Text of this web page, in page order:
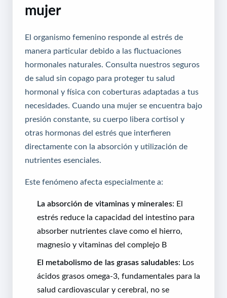
mujer
El organismo femenino responde al estrés de
manera particular debido a las fluctuaciones
hormonales naturales. Consulta nuestros seguros
de salud sin copago para proteger tu salud
hormonal y física con coberturas adaptadas a tus
necesidades. Cuando una mujer se encuentra bajo
presión constante, su cuerpo libera cortisol y
otras hormonas del estrés que interfieren
directamente con la absorción y utilización de
nutrientes esenciales.
Este fenómeno afecta especialmente a:
La absorción de vitaminas y minerales: El
estrés reduce la capacidad del intestino para
absorber nutrientes clave como el hierro,
magnesio y vitaminas del complejo B
El metabolismo de las grasas saludables: Los
ácidos grasos omega-3, fundamentales para la
salud cardiovascular y cerebral, no se